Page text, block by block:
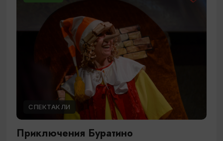
СПЕКТАКЛИ
Приключения Буратино